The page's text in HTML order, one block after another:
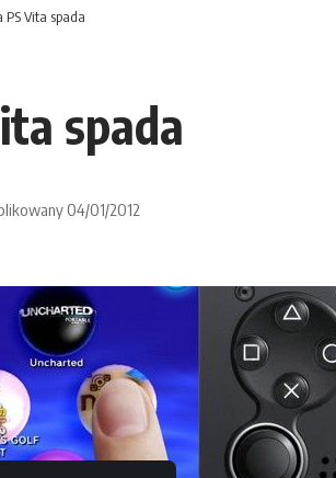
PS Vita spada
spada
04/01/2012